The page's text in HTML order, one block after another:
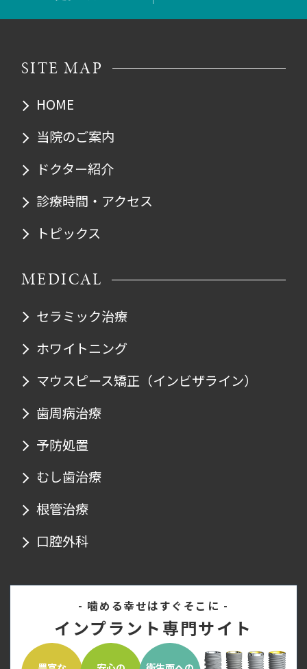
SITE MAP
HOME
当院のご案内
ドクター紹介
診療時間・アクセス
トピックス
MEDICAL
セラミック治療
ホワイトニング
マウスピース矯正 （インビザライン）
歯周病治療
予防処置
むし歯治療
根管治療
口腔外科
- 噛める幸せはすぐそこに -
インプラント専門サイト